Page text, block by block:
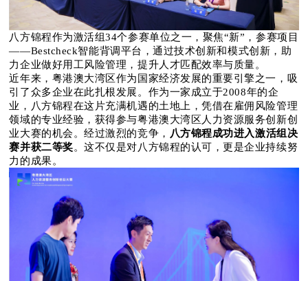
八方锦程作为激活组34个参赛单位之一，聚焦“新”，参赛项目
——Bestcheck智能背调平台，通过技术创新和模式创新，助
力企业做好用工风险管理，提升人才匹配效率与质量。
近年来，粤港澳大湾区作为国家经济发展的重要引擎之一，吸
引了众多企业在此扎根发展。作为一家成立于2008年的企
业，八方锦程在这片充满机遇的土地上，凭借在雇佣风险管理
领域的专业经验，获得参与粤港澳大湾区人力资源服务创新创
业大赛的机会。经过激烈的竞争， 八方锦程成功进入激活组决
赛并获二等奖。这不仅是对八方锦程的认可，更是企业持续努
力的成果。